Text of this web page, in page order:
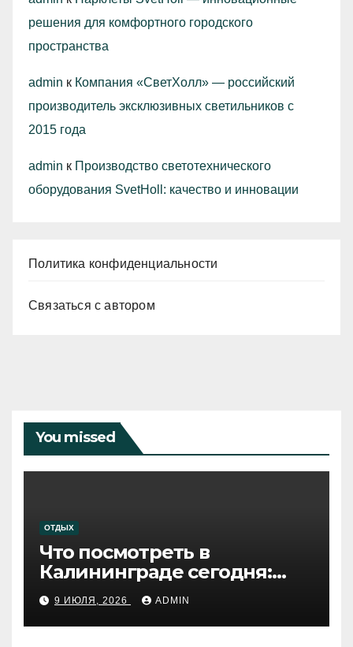
решения для комфортного городского
пространства
admin к Компания «СветХолл» — российский
производитель эксклюзивных светильников с
2015 года
admin к Производство светотехнического
оборудования SvetHoll: качество и инновации
Политика конфиденциальности
Связаться с автором
You missed
ОТДЫХ
Что посмотреть в
Калининграде сегодня:
путеводитель по самому
западному городу России
9 ИЮЛЯ, 2026 ADMIN